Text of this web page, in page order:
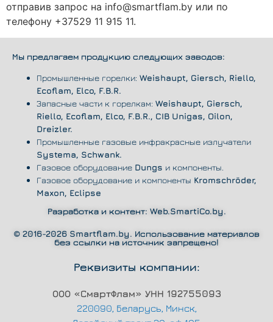
отправив запрос на info@smartflam.by или по
телефону +37529 11 915 11.
Мы предлагаем продукцию следующих заводов:
Промышленные горелки: Weishaupt, Giersch, Riello,
Ecoflam, Elco, F.B.R.
Запасные части к горелкам: Weishaupt, Giersch,
Riello, Ecoflam, Elco, F.B.R., CIB Unigas, Oilon,
Dreizler.
Промышленные газовые инфракрасные излучатели
Systema, Schwank.
Газовое оборудование Dungs и компоненты.
Газовое оборудование и компоненты Kromschröder,
Maxon, Eclipse
Разработка и контент: Web.SmartiCo.by.
© 2016-2026 Smartflam.by. Использование материалов
без ссылки на источник запрещено!
Реквизиты компании:
ООО «СмартФлам» УНН 192755093
220090, Беларусь, Минск,